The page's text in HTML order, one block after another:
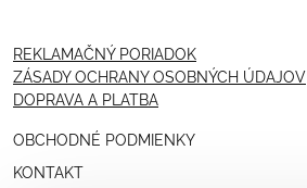
REKLAMAČNÝ PORIADOK
ZÁSADY OCHRANY OSOBNÝCH ÚDAJOV
DOPRAVA A PLATBA
OBCHODNÉ PODMIENKY
KONTAKT